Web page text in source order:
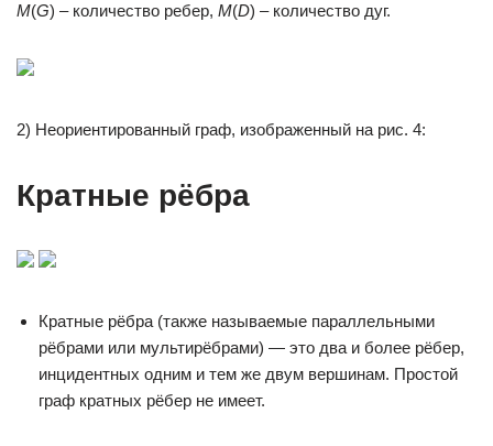
M(G) – количество ребер, M(D) – количество дуг.
2) Неориентированный граф, изображенный на рис. 4:
Кратные рёбра
Кратные рёбра (также называемые параллельными
рёбрами или мультирёбрами) — это два и более рёбер,
инцидентных одним и тем же двум вершинам. Простой
граф кратных рёбер не имеет.